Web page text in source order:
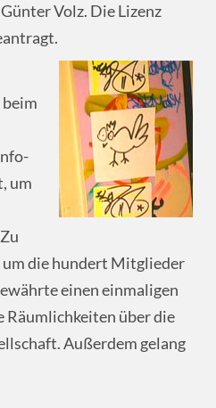
Volz. Die Lizenz
um
um die hundert Mitglieder
einen einmaligen
Räumlichkeiten über die
Außerdem gelang